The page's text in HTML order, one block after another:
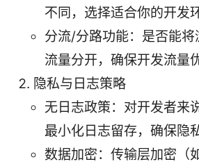
不同，选择适合你的开发
分流/分路功能：是否能将
流量分开，确保开发流量
隐私与日志策略
无日志政策：对开发者来
最小化日志留存，确保隐
数据加密：传输层加密（